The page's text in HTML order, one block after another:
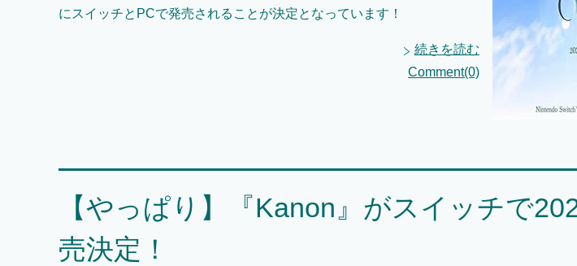
にスイッチとPCで発売されることが決定となっています！
続きを読む
Comment(0)
【やっぱり】『Kanon』がスイッチで
売決定！